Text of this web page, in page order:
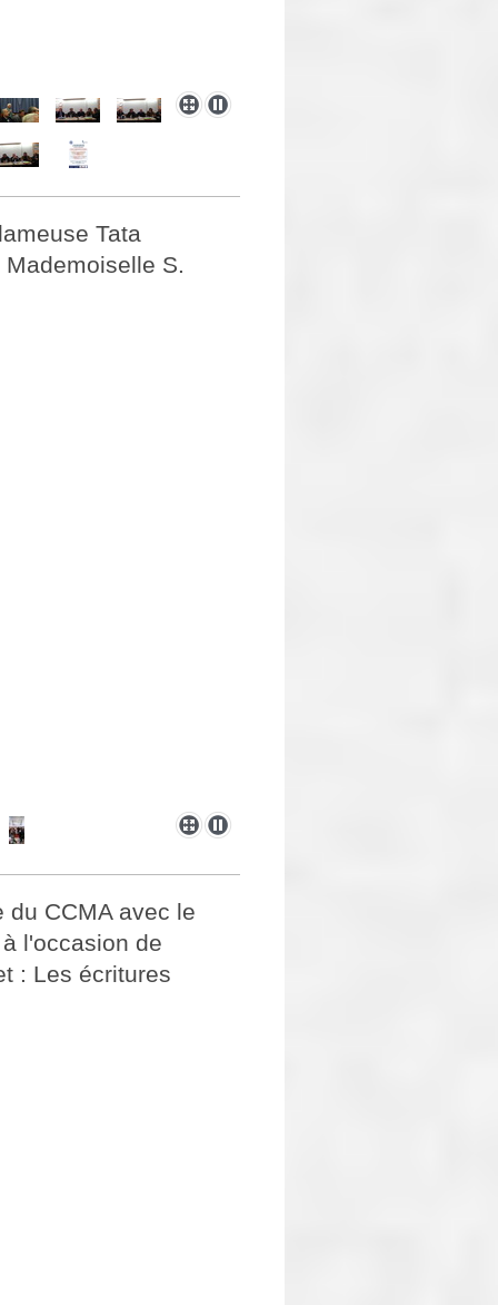
Tata
S.
du CCMA avec le
l'occasion de
: Les écritures